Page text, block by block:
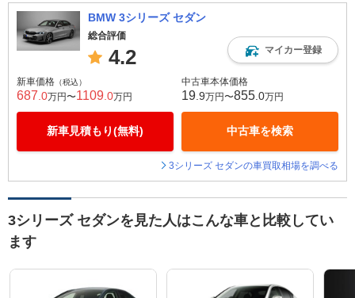
BMW 3シリーズ セダン
総合評価
4.2 マイカー登録
新車価格 （税込）
687 .0万円〜1109 .0万円
新車見積もり(無料)
中古車本体価格
19 .9万円〜855 .0万円
中古車を検索
3シリーズ セダンの車買取相場を調べる
3シリーズ セダンを見た人はこんな車と比較してい
ます